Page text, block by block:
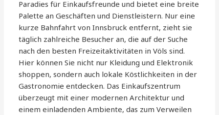
Paradies für Einkaufsfreunde und bietet eine breite
Palette an Geschäften und Dienstleistern. Nur eine
kurze Bahnfahrt von Innsbruck entfernt, zieht sie
täglich zahlreiche Besucher an, die auf der Suche
nach den besten Freizeitaktivitäten in Völs sind.
Hier können Sie nicht nur Kleidung und Elektronik
shoppen, sondern auch lokale Köstlichkeiten in der
Gastronomie entdecken. Das Einkaufszentrum
überzeugt mit einer modernen Architektur und
einem einladenden Ambiente, das zum Verweilen